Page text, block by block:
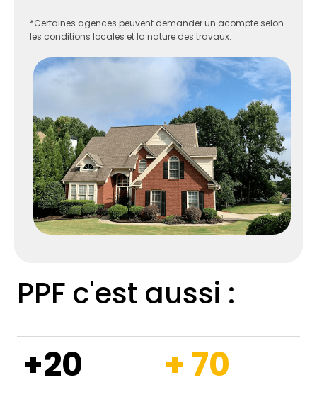
*Certaines agences peuvent demander un acompte selon
les conditions locales et la nature des travaux.
PPF c'est aussi :
+20 + 70